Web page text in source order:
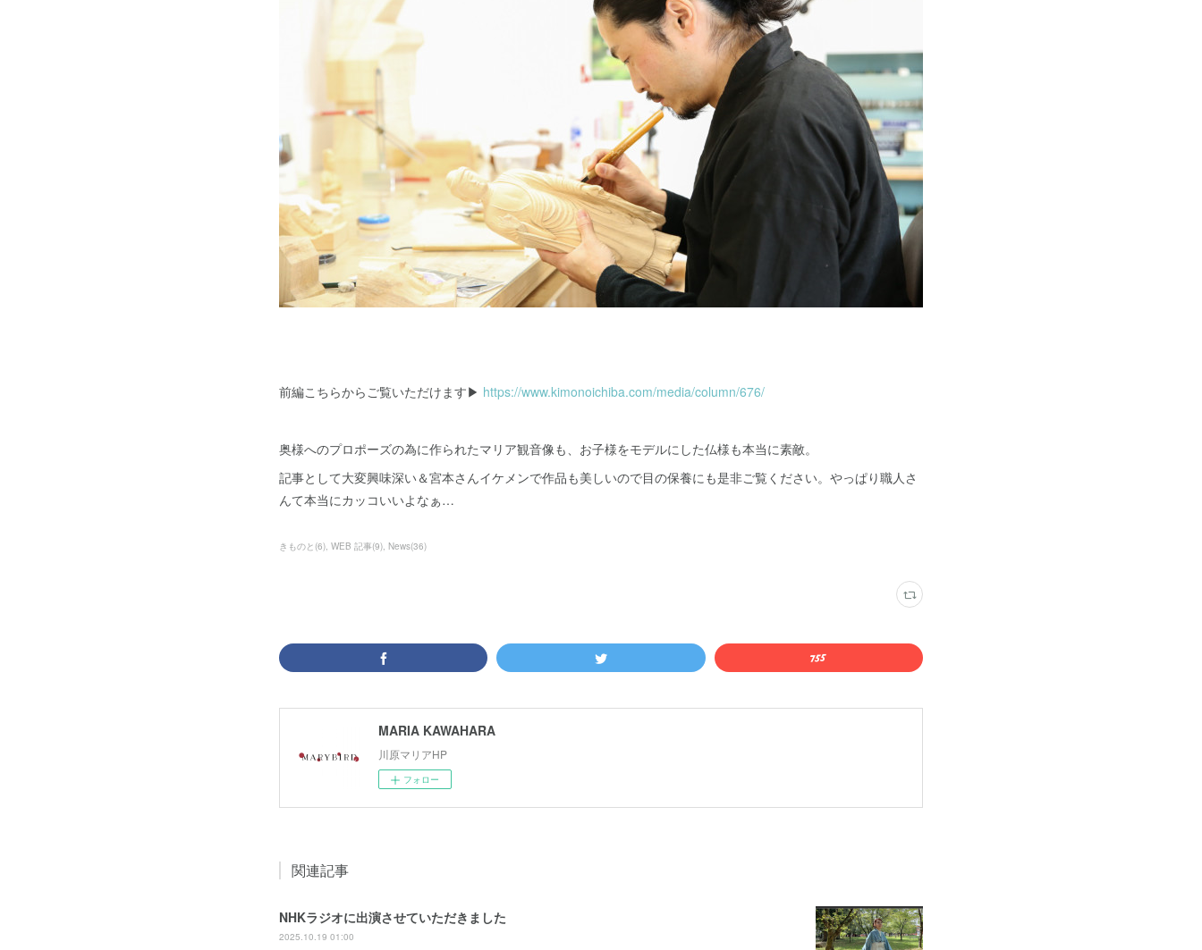
前編こちらからご覧いただけます▶︎ https://www.kimonoichiba.com/media/column/676/
奥様へのプロポーズの為に作られたマリア観音像も、お子様をモデルにした仏様も本当に素敵。
記事として大変興味深い＆宮本さんイケメンで作品も美しいので目の保養にも是非ご覧ください。やっぱり職人さ
んて本当にカッコいいよなぁ…
きものと (6) WEB 記事(9) News(36)
MARIA KAWAHARA
川原マリアHP
フォロー
関連記事
NHKラジオに出演させていただきました
2025.10.19 01:00